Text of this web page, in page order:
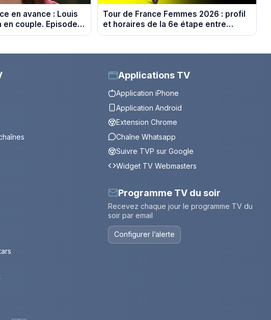
en avance : Louis
en couple. Episode
Tour de France Femmes 2026 : profil
et horaires de la 6e étape entre
Montbrison et Tournon-sur-Rhône
Applications TV
Application iPhone
Application Android
Extension Chrome
Chaîne Whatsapp
Suivre TVP sur Google
Widget TV Webmasters
Programme TV du soir
Recevez chaque jour le programme TV du
soir par email
Configurer l’alerte